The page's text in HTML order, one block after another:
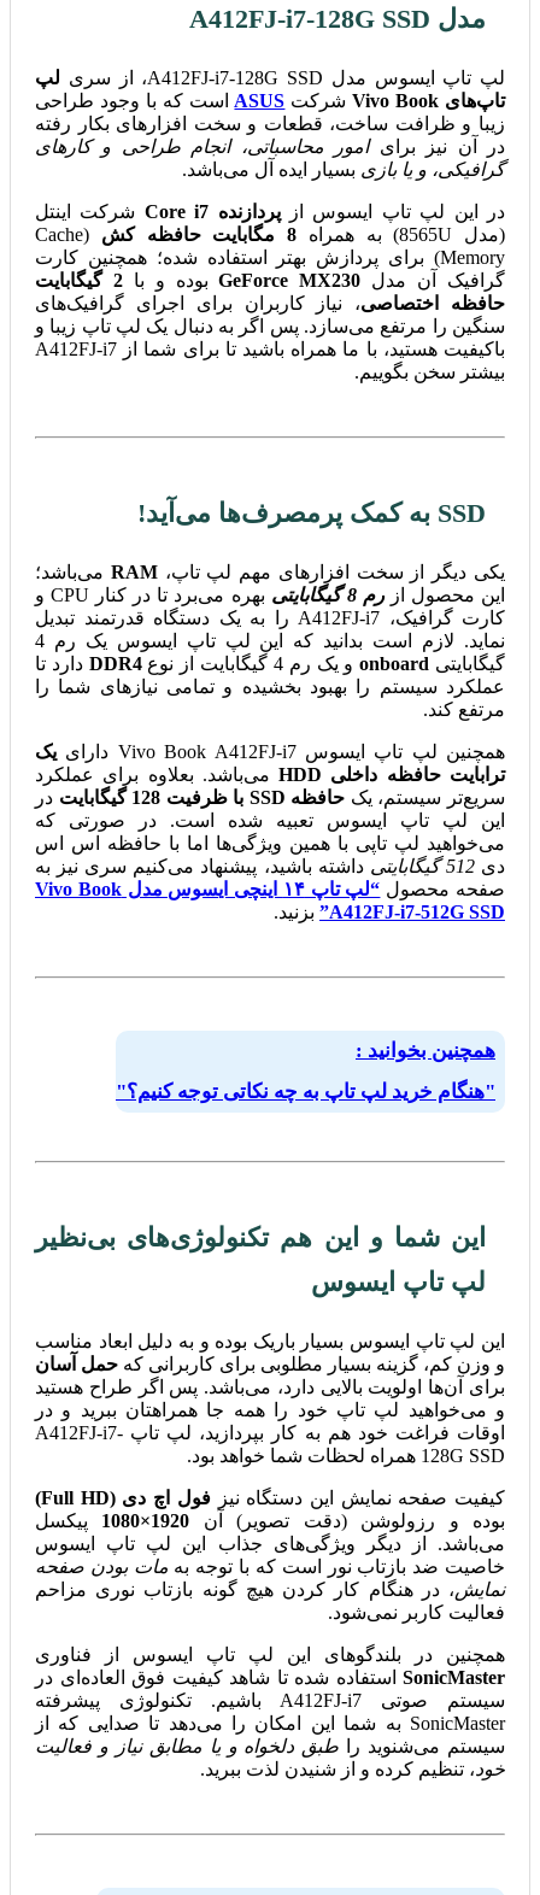
مدل A412FJ-i7-128G SSD
لپ تاپ ایسوس مدل A412FJ-i7-128G SSD، از سری
لپ
تاپ‌های Vivo Book
شرکت ASUS است که با وجود طراحی
زیبا و ظرافت ساخت، قطعات و سخت افزار‌های بکار رفته
در آن نیز برایامور محاسباتی، انجام طراحی و کار‌های
گرافیکی، و یا بازی بسیار ایده آل می‌باشد.
در این لپ تاپ ایسوس ازپردازنده Core i7
شرکت اینتل
(مدل 8565U) به همراه
8 مگابایت حافظه کش
(Cache
Memory) برای پردازش بهتر استفاده شده؛ همچنین کارت
گرافیک آن مدل GeForce MX230بوده و با
2 گیگابایت
حافظه اختصاصی، نیاز کاربران برای اجرای گرافیک‌های
سنگین را مرتفع می‌سازد. پس اگر به دنبال یک لپ تاپ زیبا و
با‌کیفیت هستید، با ما همراه باشید تا برای شما از A412FJ-i7
بیشتر سخن بگوییم.
SSD به کمک پر‌مصرف‌ها می‌آید!
یکی دیگر از سخت افزار‌های مهم لپ تاپ،RAM می‌باشد؛
این محصول ازرم 8 گیگابایتی
بهره می‌برد تا در کنار CPU و
کارت گرافیک، A412FJ-i7 را به یک دستگاه قدرتمند تبدیل
نماید. لازم است بدانید که این لپ تاپ ایسوس یک رم 4
گیگابایتی onboardو یک رم 4 گیگابایت از نوع DDR4 دارد تا
عملکرد سیستم را بهبود ‌بخشیده و تمامی نیازهای شما را
مرتفع کند.
همچنین لپ تاپ ایسوس Vivo Book A412FJ-i7 دارای
یک
ترابایت حافظه داخلی HDD
می‌باشد. بعلاوه برای عملکرد
سریع‌تر سیستم، یک حافظه SSD با ظرفیت 128 گیگابایت
در
این لپ تاپ ایسوس تعبیه شده است. در صورتی که
می‌خواهید لپ تاپی با همین ویژگی‌ها اما با حافظه اس اس
دی512 گیگابایتی
داشته باشید، پیشنهاد می‌کنیم سری نیز به
صفحه محصول
“لپ تاپ ۱۴ اینچی ایسوس مدل Vivo Book
A412FJ-i7-512G SSD”
بزنید.
همچنین بخوانید :
"هنگام خرید لپ تاپ به چه نکاتی توجه کنیم؟"
این شما و این هم تکنولوژی‌های بی‌نظیر
لپ تاپ ایسوس
این لپ تاپ ایسوس بسیار باریک بوده و به دلیل ابعاد مناسب
و وزن کم، گزینه بسیار مطلوبی برای کاربرانی که حمل آسان
برای آن‌ها اولویت بالایی دارد، می‌باشد. پس اگر طراح هستید
و می‌خواهید لپ تاپ خود را همه جا همراهتان ببرید و در
اوقات فراغت خود هم به کار بپردازید، لپ تاپ A412FJ-i7-
128G SSD همراه لحظات شما خواهد بود.
کیفیت صفحه نمایش این دستگاه نیزفول اچ دی (Full HD)
بوده و رزولوشن (دقت تصویر) آن 1920×1080
پیکسل
می‌باشد. از دیگر ویژگی‌های جذاب این لپ تاپ ایسوس
خاصیت ضد بازتاب نور است که با توجه به مات بودن صفحه
نمایش، در هنگام کار کردن هیچ گونه بازتاب نوری مزاحم
فعالیت کاربر نمی‌شود.
همچنین در بلندگو‌های این لپ تاپ ایسوس از فناوری
SonicMaster استفاده شده تا شاهد کیفیت فوق العاده‌ای در
سیستم صوتی A412FJ-i7 باشیم. تکنولوژی پیشرفته
SonicMaster به شما این امکان را می‌دهد تا صدایی که از
سیستم می‌شنوید را طبق دلخواه و یا مطابق نیاز و فعالیت
خود، تنظیم کرده و از شنیدن لذت ببرید.